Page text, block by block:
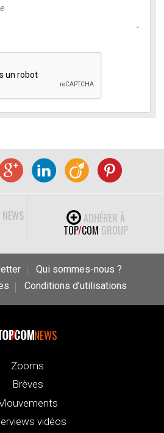
NEWS
ADHÉRER À
TOP/COM GROUP
Qui sommes-nous ?
Conditions d’utilisations
NEWS
Zooms
Brèves
vidéos